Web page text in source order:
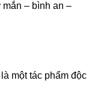
– bình an –
một tác phẩm độc